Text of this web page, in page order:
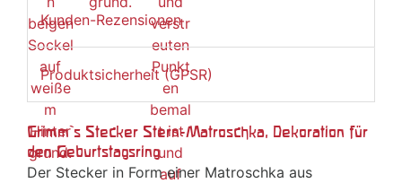
Kunden-Rezensionen
Produktsicherheit (GPSR)
Grimm`s Stecker Stern-Matroschka, Dekoration für
den Geburtstagsring
Der Stecker in Form einer Matroschka aus